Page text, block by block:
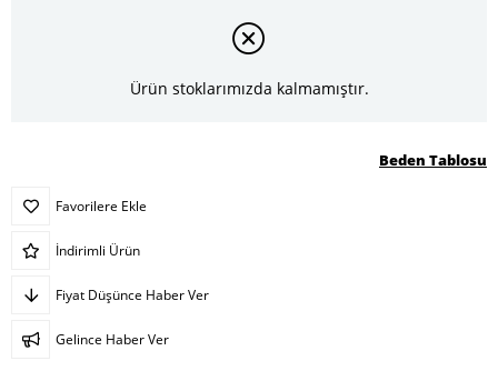
Ürün stoklarımızda kalmamıştır.
Beden Tablosu
Favorilere Ekle
İndirimli Ürün
Fiyat Düşünce Haber Ver
Gelince Haber Ver